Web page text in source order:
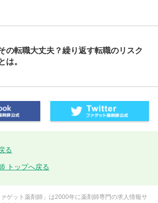
の転職大丈夫？繰り返す転職のリスク
は。
る
トップへ戻る
ゲット薬剤師」は2000年に薬剤師専門の求人情報サ